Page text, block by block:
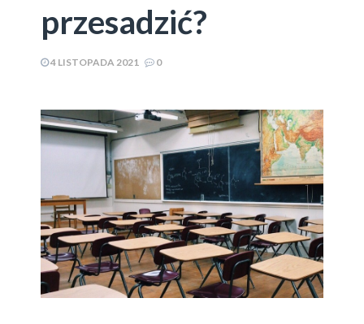
przesadzić?
4 LISTOPADA 2021 0